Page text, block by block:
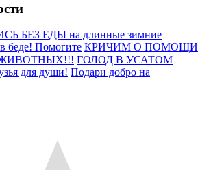
БЕЗ ЕДЫ на длинные зимние
беде! Помогите КРИЧИМ О ПОМОЩИ
ГОЛОД В УСАТОМ
для души! Подари добро на